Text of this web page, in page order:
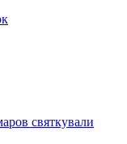
святкували